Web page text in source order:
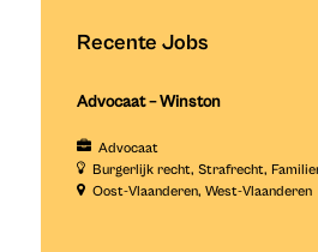
Recente Jobs
Advocaat – Winston
Advocaat
Burgerlijk recht Strafrecht
Oost-Vlaanderen West-Vlaanderen